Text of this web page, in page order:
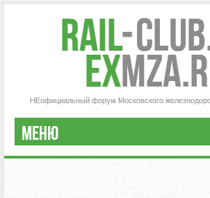
Rail-
ex
НЕофициальный форум Московского
МЕНЮ
FAQ